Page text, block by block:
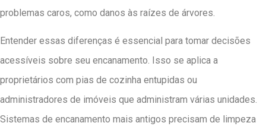
problemas caros, como danos às raízes de árvores.
Entender essas diferenças é essencial para tomar decisões
acessíveis sobre seu encanamento. Isso se aplica a
proprietários com pias de cozinha entupidas ou
administradores de imóveis que administram várias unidades.
Sistemas de encanamento mais antigos precisam de limpeza